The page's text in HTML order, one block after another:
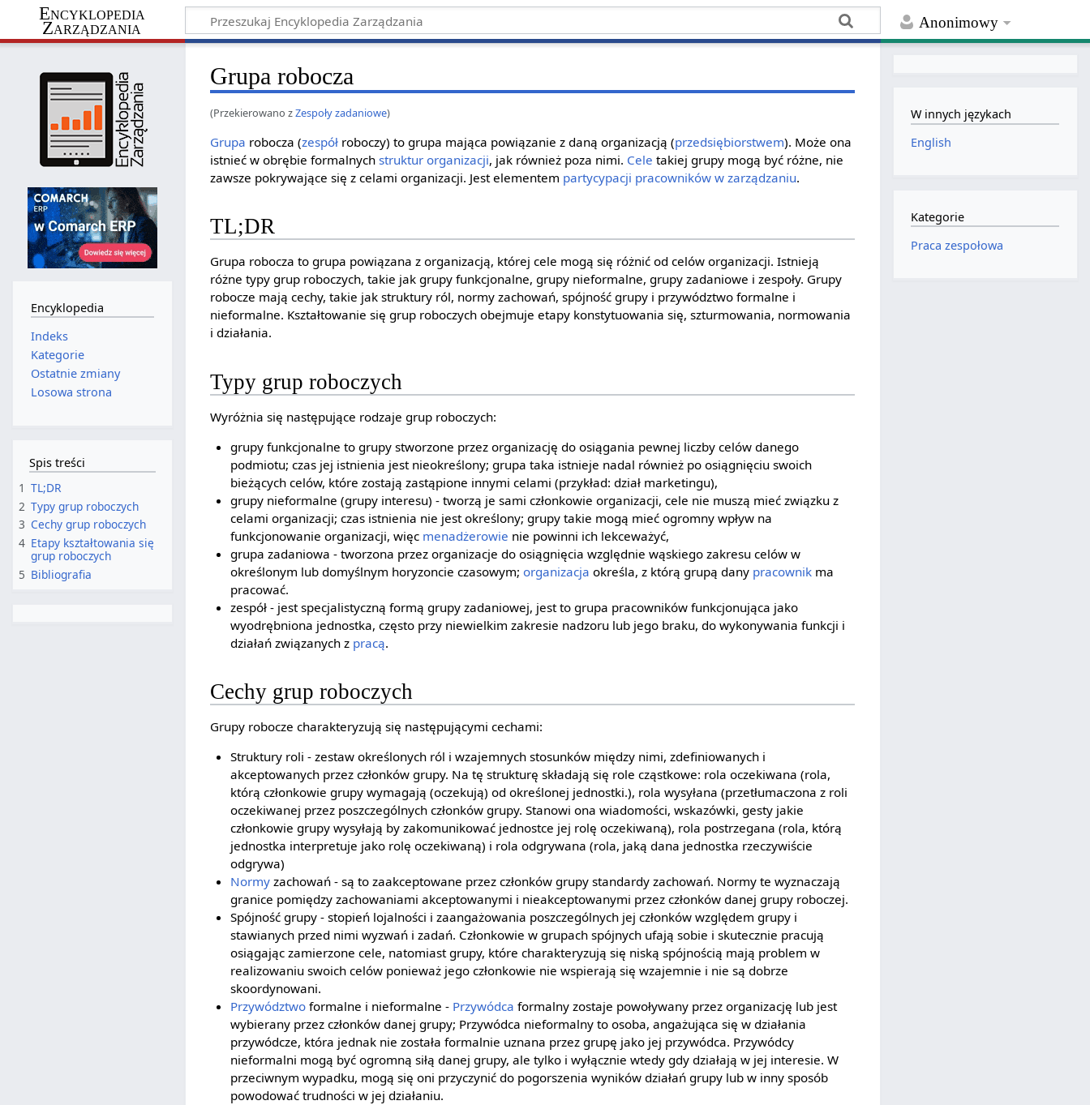
Anonimowy
Encyklopedia
Zarządzania
Grupa robocza
(Przekierowano zZespoły zadaniowe)
Grupa robocza (zespół roboczy) to grupa mająca powiązanie z daną organizacją (przedsiębiorstwem). Może ona
istnieć w obrębie formalnychstruktur organizacji, jak również poza nimi. Cele takiej grupy mogą być różne, nie
zawsze pokrywające się z celami organizacji. Jest elementem partycypacji pracowników w zarządzaniu.
TL;DR
Grupa robocza to grupa powiązana z organizacją, której cele mogą się różnić od celów organizacji. Istnieją
różne typy grup roboczych, takie jak grupy funkcjonalne, grupy nieformalne, grupy zadaniowe i zespoły. Grupy
robocze mają cechy, takie jak struktury ról, normy zachowań, spójność grupy i przywództwo formalne i
nieformalne. Kształtowanie się grup roboczych obejmuje etapy konstytuowania się, szturmowania, normowania
i działania.
Typy grup roboczych
Wyróżnia się następujące rodzaje grup roboczych:
grupy funkcjonalne to grupy stworzone przez organizację do osiągania pewnej liczby celów danego
podmiotu; czas jej istnienia jest nieokreślony; grupa taka istnieje nadal również po osiągnięciu swoich
bieżących celów, które zostają zastąpione innymi celami (przykład: dział marketingu),
grupy nieformalne (grupy interesu) - tworzą je sami członkowie organizacji, cele nie muszą mieć związku z
celami organizacji; czas istnienia nie jest określony; grupy takie mogą mieć ogromny wpływ na
funkcjonowanie organizacji, więc menadżerowie nie powinni ich lekceważyć,
grupa zadaniowa - tworzona przez organizacje do osiągnięcia względnie wąskiego zakresu celów w
określonym lub domyślnym horyzoncie czasowym; organizacja określa, z którą grupą dany pracownikma
pracować.
zespół - jest specjalistyczną formą grupy zadaniowej, jest to grupa pracowników funkcjonująca jako
wyodrębniona jednostka, często przy niewielkim zakresie nadzoru lub jego braku, do wykonywania funkcji i
działań związanych z pracą.
Cechy grup roboczych
Grupy robocze charakteryzują się następującymi cechami:
Struktury roli - zestaw określonych ról i wzajemnych stosunków między nimi, zdefiniowanych i
akceptowanych przez członków grupy. Na tę strukturę składają się role cząstkowe: rola oczekiwana (rola,
którą członkowie grupy wymagają (oczekują) od określonej jednostki.), rola wysyłana (przetłumaczona z roli
oczekiwanej przez poszczególnych członków grupy. Stanowi ona wiadomości, wskazówki, gesty jakie
członkowie grupy wysyłają by zakomunikować jednostce jej rolę oczekiwaną), rola postrzegana (rola, którą
jednostka interpretuje jako rolę oczekiwaną) i rola odgrywana (rola, jaką dana jednostka rzeczywiście
odgrywa)
Normyzachowań - są to zaakceptowane przez członków grupy standardy zachowań. Normy te wyznaczają
granice pomiędzy zachowaniami akceptowanymi i nieakceptowanymi przez członków danej grupy roboczej.
Spójność grupy - stopień lojalności i zaangażowania poszczególnych jej członków względem grupy i
stawianych przed nimi wyzwań i zadań. Członkowie w grupach spójnych ufają sobie i skutecznie pracują
osiągając zamierzone cele, natomiast grupy, które charakteryzują się niską spójnością mają problem w
realizowaniu swoich celów ponieważ jego członkowie nie wspierają się wzajemnie i nie są dobrze
skoordynowani.
Przywództwoformalne i nieformalne - Przywódca formalny zostaje powoływany przez organizację lub jest
wybierany przez członków danej grupy; Przywódca nieformalny to osoba, angażująca się w działania
przywódcze, która jednak nie została formalnie uznana przez grupę jako jej przywódca. Przywódcy
nieformalni mogą być ogromną siłą danej grupy, ale tylko i wyłącznie wtedy gdy działają w jej interesie. W
przeciwnym wypadku, mogą się oni przyczynić do pogorszenia wyników działań grupy lub w inny sposób
powodować trudności w jej działaniu.
Encyklopedia
Indeks
Kategorie
Ostatnie zmiany
Losowa strona
Spis treści
1 TL;DR
2 Typy grup roboczych
3 Cechy grup roboczych
4 Etapy kształtowania się
grup roboczych
5 Bibliografia
W innych językach
English
Kategorie
Praca zespołowa